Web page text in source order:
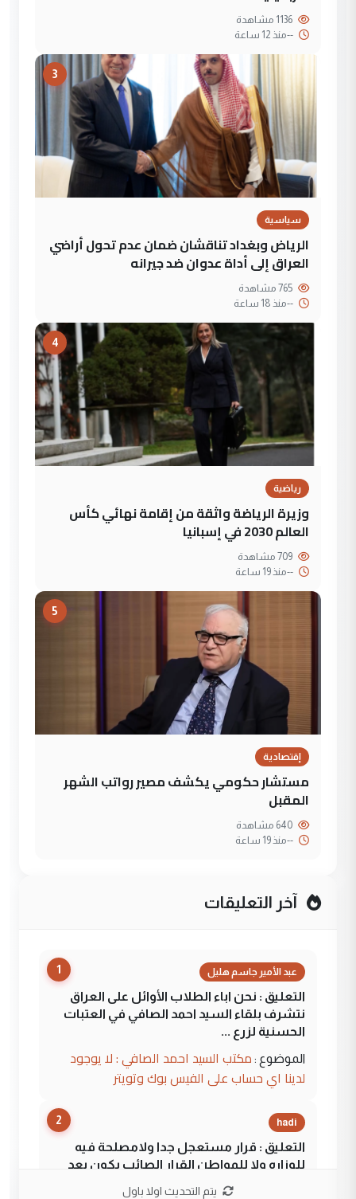
--منذ 12 ساعة
3
سياسية
الرياض وبغداد تناقشان ضمان عدم تحول أراضي
العراق إلى أداة عدوان ضد جيرانه
--منذ 18 ساعة
4
رياضية
وزيرة الرياضة واثقة من إقامة نهائي كأس
العالم 2030 في إسبانيا
--منذ 19 ساعة
5
إقتصادية
مستشار حكومي يكشف مصير رواتب الشهر
المقبل
--منذ 19 ساعة
آخر التعليقات
1 عبد الأمير جاسم هليل
التعليق : نحن اباء الطلاب الأوائل على العراق
نتشرف بلقاء السيد احمد الصافي في العتبات
الحسنية لزرع ...
الموضوع : مكتب السيد احمد الصافي : لا يوجود
لدينا اي حساب على الفيس بوك وتويتر
2 hadi
التعليق : قرار مستعجل جدا ولامصلحة فيه
للوزاره ولا للمواطن القرار الصائب يكون بعد
يتم التحديث اولا باول